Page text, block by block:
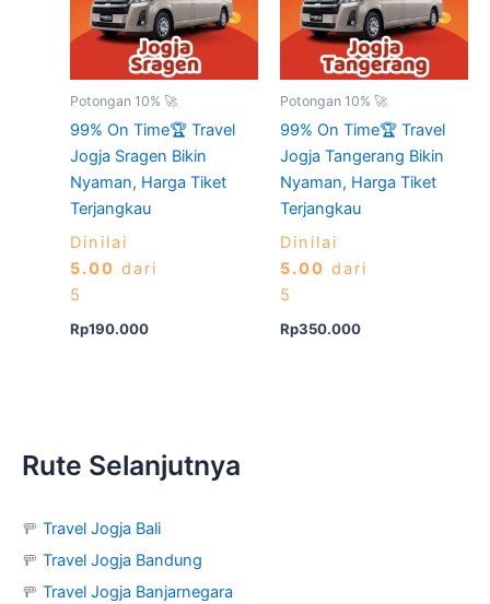
Potongan 10% 🚀
99% On Time🏆 Travel
Jogja Sragen Bikin
Nyaman, Harga Tiket
Terjangkau
Dinilai
5.00 dari
5
Rp190.000
Potongan 10% 🚀
99% On Time🏆 Travel
Jogja Tangerang Bikin
Nyaman, Harga Tiket
Terjangkau
Dinilai
5.00 dari
5
Rp350.000
Rute Selanjutnya
🚥 Travel Jogja Bali
🚥 Travel Jogja Bandung
🚥 Travel Jogja Banjarnegara